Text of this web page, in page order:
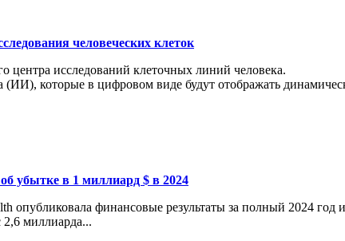
человеческих клеток
центра исследований клеточных линий человека.
(ИИ), которые в цифровом виде будут отображать
убытке в 1 миллиард $ в 2024
опубликовала финансовые результаты за полный 2024
миллиарда...